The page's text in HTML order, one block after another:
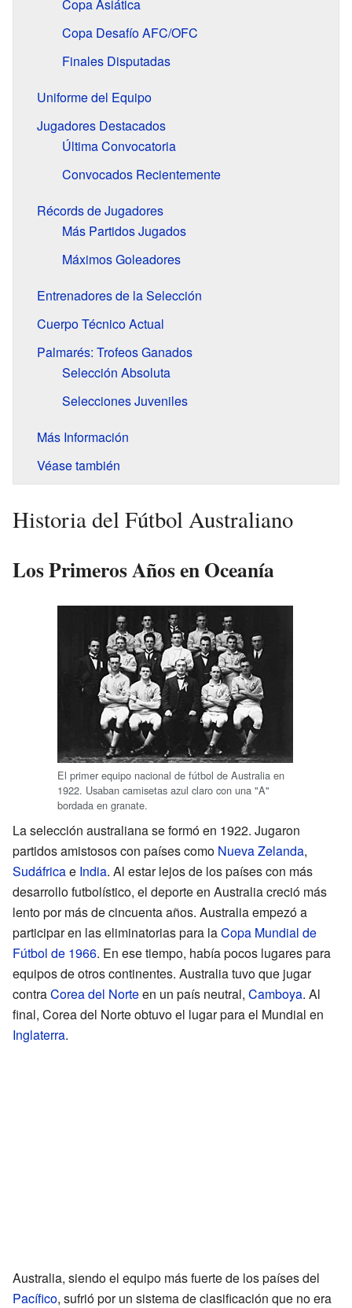
Copa Asiática
Copa Desafío AFC/OFC
Finales Disputadas
Uniforme del Equipo
Jugadores Destacados
Última Convocatoria
Convocados Recientemente
Récords de Jugadores
Más Partidos Jugados
Máximos Goleadores
Entrenadores de la Selección
Cuerpo Técnico Actual
Palmarés: Trofeos Ganados
Selección Absoluta
Selecciones Juveniles
Más Información
Véase también
Historia del Fútbol Australiano
Los Primeros Años en Oceanía
El primer equipo nacional de fútbol de Australia en
1922. Usaban camisetas azul claro con una "A"
bordada en granate.
La selección australiana se formó en 1922. Jugaron
partidos amistosos con países como Nueva Zelanda,
Sudáfricae India. Al estar lejos de los países con más
desarrollo futbolístico, el deporte en Australia creció más
lento por más de cincuenta años. Australia empezó a
participar en las eliminatorias para laCopa Mundial de
Fútbol de 1966. En ese tiempo, había pocos lugares para
equipos de otros continentes. Australia tuvo que jugar
contraCorea del Norteen un país neutral, Camboya. Al
final, Corea del Norte obtuvo el lugar para el Mundial en
Inglaterra.
Australia, siendo el equipo más fuerte de los países del
Pacífico, sufrió por un sistema de clasificación que no era